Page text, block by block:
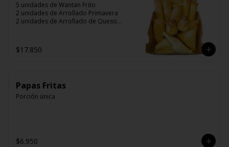
5 unidades de Wantan Frito
2 unidades de Arrollado Primavera
2 unidades de Arrollado de Queso
2 unidades Wantán Especial
$17.850
Papas Fritas
Porción única
$6.950